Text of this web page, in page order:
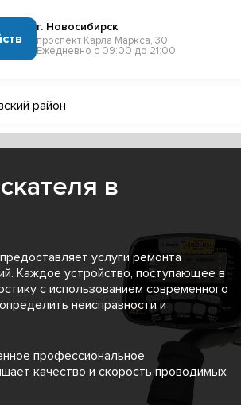
г. Новосибирск
проспект Карла Маркса, 30
Ежедневно с 09:00 до 21:00
район
в
услуги ремонта
Каждое устройство, поступающее в
с использованием современного
неисправности и
профессиональное
качество и скорость проводимых